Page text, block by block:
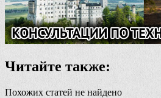
Читайте также:
Похожих статей не найдено